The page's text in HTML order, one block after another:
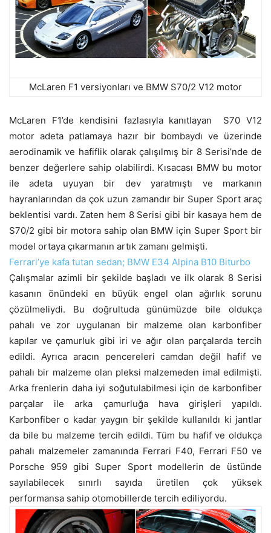
McLaren F1 versiyonları ve BMW S70/2 V12 motor
McLaren F1’de kendisini fazlasıyla kanıtlayan S70 V12
motor adeta patlamaya hazır bir bombaydı ve üzerinde
aerodinamik ve hafiflik olarak çalışılmış bir 8 Serisi’nde de
benzer değerlere sahip olabilirdi. Kısacası BMW bu motor
ile adeta uyuyan bir dev yaratmıştı ve markanın
hayranlarından da çok uzun zamandır bir Super Sport araç
beklentisi vardı. Zaten hem 8 Serisi gibi bir kasaya hem de
S70/2 gibi bir motora sahip olan BMW için Super Sport bir
model ortaya çıkarmanın artık zamanı gelmişti.
Ferrari’ye kafa tutan sedan; BMW E34 Alpina B10 Biturbo
Çalışmalar azimli bir şekilde başladı ve ilk olarak 8 Serisi
kasanın önündeki en büyük engel olan ağırlık sorunu
çözülmeliydi. Bu doğrultuda günümüzde bile oldukça
pahalı ve zor uygulanan bir malzeme olan karbonfiber
kapılar ve çamurluk gibi iri ve ağır olan parçalarda tercih
edildi. Ayrıca aracın pencereleri camdan değil hafif ve
pahalı bir malzeme olan pleksi malzemeden imal edilmişti.
Arka frenlerin daha iyi soğutulabilmesi için de karbonfiber
parçalar ile arka çamurluğa hava girişleri yapıldı.
Karbonfiber o kadar yaygın bir şekilde kullanıldı ki jantlar
da bile bu malzeme tercih edildi. Tüm bu hafif ve oldukça
pahalı malzemeler zamanında Ferrari F40, Ferrari F50 ve
Porsche 959 gibi Super Sport modellerin de üstünde
sayılabilecek sınırlı sayıda üretilen çok yüksek
performansa sahip otomobillerde tercih ediliyordu.